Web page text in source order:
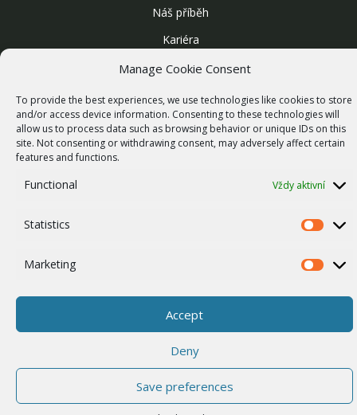
Manage Cookie Consent
To provide the best experiences, we use technologies like cookies to store
and/or access device information. Consenting to these technologies will
allow us to process data such as browsing behavior or unique IDs on this
site. Not consenting or withdrawing consent, may adversely affect certain
features and functions.
Functional Vždy aktivní
Statistics Statistics
Marketing
Accept
Deny
Save preferences
Náš příběh
Kariéra
ISO Certifikace
Zásady cookies
Ostatní